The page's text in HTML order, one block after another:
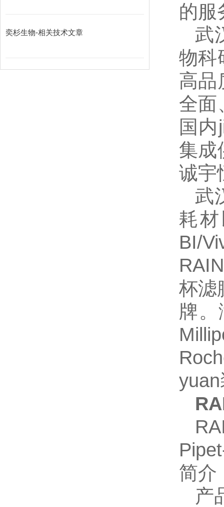
奕杉生物-相关技术文章
的服
武
物科
高品
全面
国
集成
诚宇
武
耗
BI/
杯滤
牌
简介
产